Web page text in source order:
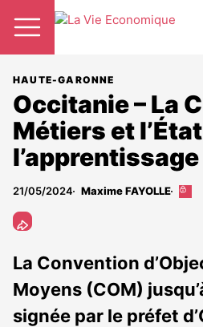
HAUTE-GARONNE
Occitanie – La
Métiers et
l’apprentissage
21/05/2024 Maxime FAYOLLE
Cet
aux
La Convention
Moyens (COM)
signée par le préfet